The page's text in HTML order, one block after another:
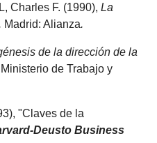
Charles F. (1990), La
Madrid: Alianza.
de la dirección de la
de Trabajo y
"Claves de la
Deusto Business